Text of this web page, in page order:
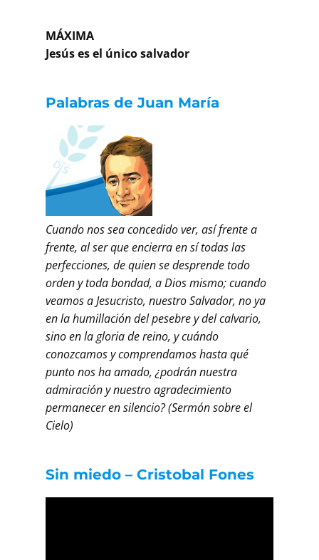
MÁXIMA
Jesús es el único salvador
Palabras de Juan María
Cuando nos sea concedido ver, así frente a
frente, al ser que encierra en sí todas las
perfecciones, de quien se desprende todo
orden y toda bondad, a Dios mismo; cuando
veamos a Jesucristo, nuestro Salvador, no ya
en la humillación del pesebre y del calvario,
sino en la gloria de reino, y cuándo
conozcamos y comprendamos hasta qué
punto nos ha amado, ¿podrán nuestra
admiración y nuestro agradecimiento
permanecer en silencio? (Sermón sobre el
Cielo)
Sin miedo – Cristobal Fones